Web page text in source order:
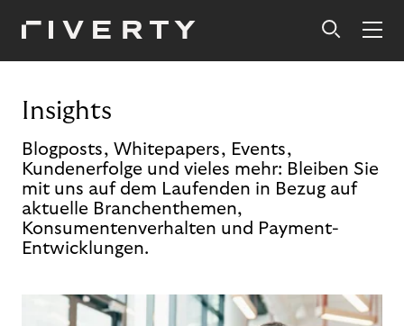
Insights
Blogposts, Whitepapers, Events,
Kundenerfolge und vieles mehr: Bleiben Sie
mit uns auf dem Laufenden in Bezug auf
aktuelle Branchenthemen,
Konsumentenverhalten und Payment-
Entwicklungen.